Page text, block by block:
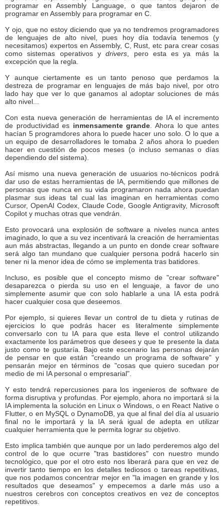
programar en Assembly Language, o que tantos dejaron de
programar en Assembly para programar en C.
Y ojo, que no estoy diciendo que ya no tendremos programadores
de lenguajes de alto nivel, pues hoy día todavía tenemos (y
necesitamos) expertos en Assembly, C, Rust, etc para crear cosas
como sistemas operativos ydrivers , pero esta es ya más la
excepción que la regla.
Y aunque ciertamente es un tanto penoso que perdamos la
destreza de programar en lenguajes de más bajo nivel, por otro
lado hay que ver lo que ganamos al adoptar soluciones de más
alto nivel...
Con esta nueva generación de herramientas de IA el incremento
de productividad es inmensamente grande . Ahora lo que antes
hacían 5 programdores ahora lo puede hacer uno solo. O lo que a
un equipo de desarrolladores le tomaba 2 años ahora lo pueden
hacer en cuestión de pocos meses (o incluso semanas o días
dependiendo del sistema).
Así mismo una nueva generación de usuarios no-técnicos podrá
dar uso de estas herramientas de IA, permitiendo que millones de
personas que nunca en su vida programaron nada ahora puedan
plasmar sus ideas tal cual las imaginan en herramientas como
Cursor, OpenAI Codex, Claude Code, Google Antigravity, Microsoft
Copilot y muchas otras que vendrán.
Esto provocará una explosión de software a niveles nunca antes
imaginado, lo que a su vez incentivará la creación de herramientas
aun más abstractas, llegando a un punto en donde crear software
será algo tan mundano que cualquier persona podrá hacerlo sin
tener ni la menor idea de cómo se implementa tras batidores.
Incluso, es posible que el concepto mismo de "crear software"
desaparezca o pierda su uso en el lenguaje, a favor de uno
simplemente asumir que con solo hablarle a una IA esta podrá
hacer cualquier cosa que deseemos.
Por ejemplo, si quieres llevar un control de tu dieta y rutinas de
ejercicios lo que podrás hacer es literalmente simplemente
conversarlo con tu IA para que esta lleve el control utilizando
exactamente los parámetros que desees y que te presente la data
justo como te gustaría. Bajo este escenario las personas dejarán
de pensar en que están "creando un programa de software" y
pensarán mejor en términos de "cosas que quiero sucedan por
medio de mi IA personal o empresarial".
Y esto tendrá repercusiones para los ingenieros de software de
forma disruptiva y profundas. Por ejemplo, ahora no importará si la
IA implementa la solución en Linux o Windows, o en React Native o
Flutter, o en MySQL o DynamoDB, ya que al final del día al usuario
final no le importará y la IA será igual de adepta en utilizar
cualquier herramienta que le permita lograr su objetivo.
Esto implica también que aunque por un lado perderemos algo del
control de lo que ocurre "tras bastidores" con nuestro mundo
tecnológico, que por el otro esto nos liberará para que en vez de
invertir tanto tiempo en los detalles tediosos o tareas repetitivas,
que nos podamos concentrar mejor en "la imagen en grande y los
resultados que deseamos" y empecemos a darle más uso a
nuestros cerebros con conceptos creativos en vez de conceptos
repetitivos.